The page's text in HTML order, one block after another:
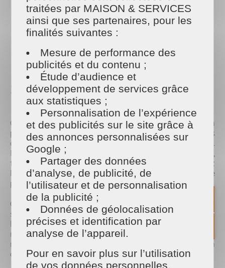
plus emblématique de notre ville.
Facebook
Twitter Email
Sponsor officiel de l'EPF
Cet accord marque le début d'une collaboration
prometteuse qui vise à renforcer les liens
commerçants et la communauté sportive locale.
Nous aspirons à soutenir et à promouvoir le sport,
tout en contribuant au développement du talent
local et en inspirant la prochaine génération de
passionnés de football.
Ce partenariat ne se limite pas au sponsoring, mais
s'étend à des événements spéciaux qui tourne sur
le football mais également sur la proposition de
nos différentes prestation et le recrutement de
nouveaux membres dans notre équipe. Un moyen
d'être au plus proche de notre communauté locale.
traitées par MAISON & SERVICES
ainsi que ses partenaires, pour les
finalités suivantes :
Mesure de performance des
publicités et du contenu ;
Étude d’audience et
développement de services grâce
aux statistiques ;
Personnalisation de l’expérience
et des publicités sur le site grâce à
des annonces personnalisées sur
Google ;
Partager des données
d’analyse, de publicité, de
l’utilisateur et de personnalisation
de la publicité ;
Données de géolocalisation
précises et identification par
analyse de l’appareil.
Pour en savoir plus sur l’utilisation
de vos données personnelles,